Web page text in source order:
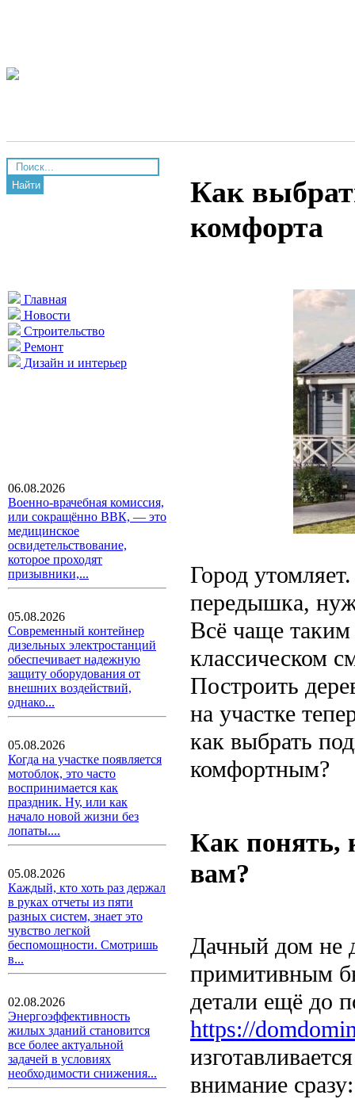
Найти
Главная
Новости
Строительство
Ремонт
Дизайн и интерьер
06.08.2026
Военно-врачебная комиссия,
или сокращённо ВВК, — это
медицинское
освидетельствование,
которое проходят
призывники,...
05.08.2026
Современный контейнер
дизельных электростанций
обеспечивает надежную
защиту оборудования от
внешних воздействий,
однако...
05.08.2026
Когда на участке появляется
мотоблок, это часто
воспринимается как
праздник. Ну, или как
начало новой жизни без
лопаты....
05.08.2026
Каждый, кто хоть раз держал
в руках отчеты из пяти
разных систем, знает это
чувство легкой
беспомощности. Смотришь
в...
02.08.2026
Энергоэффективность
жилых зданий становится
все более актуальной
задачей в условиях
необходимости снижения...
Как
комфорта
Город
передышка,
Всё чаще таким
классическом
Построить
на участке
как выбрать
комфортным?
Как понять,
вам?
Дачный дом не
примитивным
детали ещё до
https://
внимание сразу: